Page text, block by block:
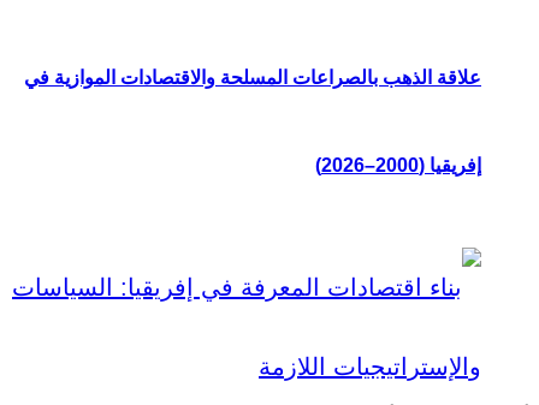
علاقة الذهب بالصراعات المسلحة والاقتصادات الموازية في
إفريقيا (2000–2026)